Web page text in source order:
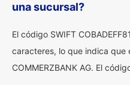
una sucursal?
El código SWIFT
caracteres, lo que indica que
COMMERZBANK AG. El